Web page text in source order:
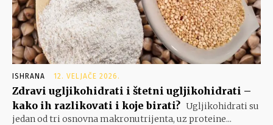
ISHRANA 12. VELJAČE 2026.
Zdravi ugljikohidrati i štetni ugljikohidrati –
kako ih razlikovati i koje birati? Ugljikohidrati su
jedan od tri osnovna makronutrijenta, uz proteine...